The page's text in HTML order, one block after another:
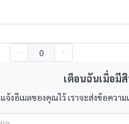
เตือนฉันเมื่อมี
แจ้งอีเมลของคุณไว้ เราจะส่งข้อควา